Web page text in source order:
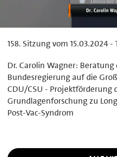
158. Sitzung vom 15.03.2024 -
Dr. Carolin Wagner:
Bundesregierung auf die
CDU/CSU - Projektförderung
Grundlagenforschung zu
Post-Vac-Syndrom